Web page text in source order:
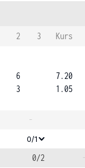
2 3
Kurs
6
3
7.20
1.05
-
0/1
0/2